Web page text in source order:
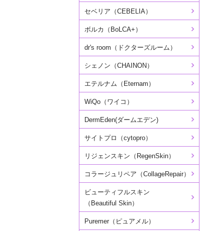
セベリア（CEBELIA）
ボルカ（BoLCA+）
dr's room（ドクターズルーム）
シェノン（CHAINON）
エテルナム（Eternam）
WiQo（ワイコ）
DermEden(ダームエデン)
サイトプロ（cytopro）
リジェンスキン（RegenSkin）
コラージュリペア（CollageRepair）
ビューティフルスキン
（Beautiful Skin）
Puremer（ピュアメル）